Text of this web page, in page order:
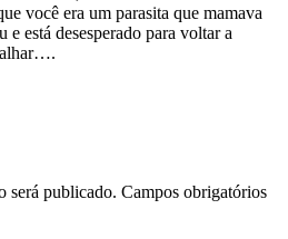
você era um parasita que mamava
e está desesperado para voltar a
será publicado. Campos obrigatórios